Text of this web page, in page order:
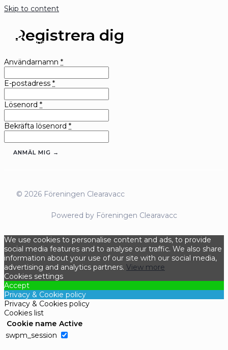
Skip to content
Registrera dig
Användarnamn *
E-postadress *
Lösenord *
Bekräfta lösenord *
ANMÄL MIG →
© 2026 Föreningen Clearavacc
Powered by Föreningen Clearavacc
We use cookies to personalise content and ads, to provide
social media features and to analyse our traffic. We also share
information about your use of our site with our social media,
advertising and analytics partners. View more
Cookies settings
Accept
Privacy & Cookie policy
Privacy & Cookies policy
Cookies list
Cookie name Active
swpm_session